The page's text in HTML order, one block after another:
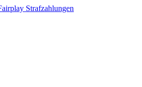
Strafzahlungen